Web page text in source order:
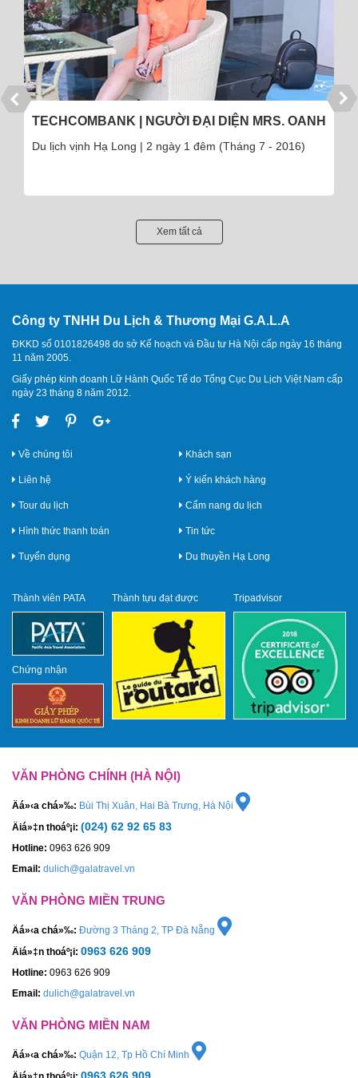
TECHCOMBANK | NGƯỜI ĐẠI DIỆN MRS. OANH
Du lịch vịnh Hạ Long | 2 ngày 1 đêm (Tháng 7 - 2016)
Xem tất cả
Công ty TNHH Du Lịch & Thương Mại G.A.L.A
ĐKKD số 0101826498 do sở Kế hoạch và Đầu tư Hà Nội cấp ngày 16 tháng
11 năm 2005.
Giấy phép kinh doanh Lữ Hành Quốc Tế do Tổng Cục Du Lịch Việt Nam cấp
ngày 23 tháng 8 năm 2012.
Về chúng tôi
Liên hệ
Tour du lịch
Hình thức thanh toán
Tuyển dụng
Khách sạn
Ý kiến khách hàng
Cẩm nang du lịch
Tin tức
Du thuyền Hạ Long
Thành viên PATA
Chứng nhận
Thành tựu đạt được Tripadvisor
VĂN PHÒNG CHÍNH (HÀ NỘI)
Äá»‹a chá»‰: Bùi Thị Xuân, Hai Bà Trưng, Hà Nội
Äiá»‡n thoáº¡i: (024) 62 92 65 83
Hotline: 0963 626 909
Email: dulich@galatravel.vn
VĂN PHÒNG MIỀN TRUNG
Äá»‹a chá»‰: Đường 3 Tháng 2, TP Đà Nẵng
Äiá»‡n thoáº¡i: 0963 626 909
Hotline: 0963 626 909
Email: dulich@galatravel.vn
VĂN PHÒNG MIỀN NAM
Äá»‹a chá»‰: Quận 12, Tp Hồ Chí Minh